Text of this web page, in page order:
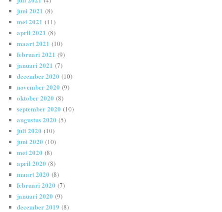
juni 2021 (8)
mei 2021 (11)
april 2021 (8)
maart 2021 (10)
februari 2021 (9)
januari 2021 (7)
december 2020 (10)
november 2020 (9)
oktober 2020 (8)
september 2020 (10)
augustus 2020 (5)
juli 2020 (10)
juni 2020 (10)
mei 2020 (8)
april 2020 (8)
maart 2020 (8)
februari 2020 (7)
januari 2020 (9)
december 2019 (8)